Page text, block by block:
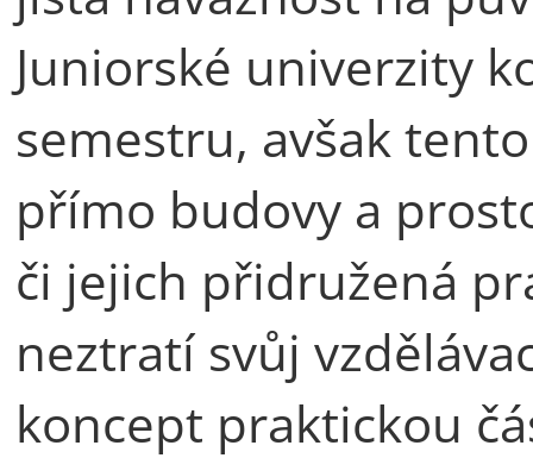
Juniorské univerzity
semestru, avšak
přímo budovy a
či jejich přidružená
neztratí svůj
koncept praktickou